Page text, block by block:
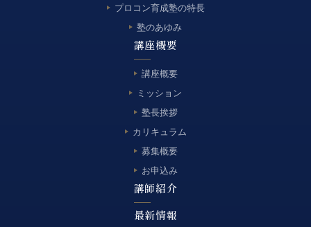
プロコン育成塾の特長
塾のあゆみ
講座概要
講座概要
ミッション
塾長挨拶
カリキュラム
募集概要
お申込み
講師紹介
最新情報